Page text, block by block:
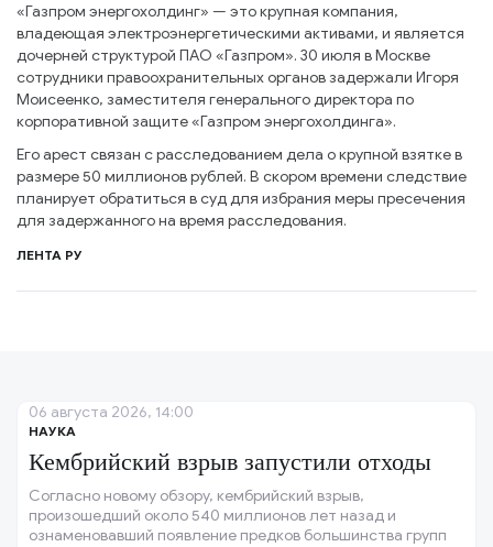
«Газпром энергохолдинг» — это крупная компания,
владеющая электроэнергетическими активами, и является
дочерней структурой ПАО «Газпром». 30 июля в Москве
сотрудники правоохранительных органов задержали Игоря
Моисеенко, заместителя генерального директора по
корпоративной защите «Газпром энергохолдинга».
Его арест связан с расследованием дела о крупной взятке в
размере 50 миллионов рублей. В скором времени следствие
планирует обратиться в суд для избрания меры пресечения
для задержанного на время расследования.
ЛЕНТА РУ
НАУКА
Кембрийский взрыв запустили отходы
Согласно новому обзору, кембрийский взрыв,
произошедший около 540 миллионов лет назад и
ознаменовавший появление предков большинства групп
06 августа 2026, 14:00